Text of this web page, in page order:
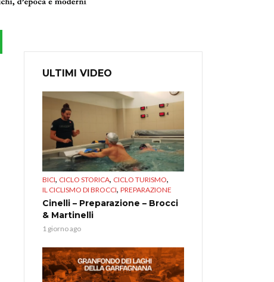
ULTIMI VIDEO
BICI, CICLO STORICA, CICLO TURISMO,
IL CICLISMO DI BROCCI, PREPARAZIONE
Cinelli – Preparazione – Brocci
& Martinelli
1 giorno ago